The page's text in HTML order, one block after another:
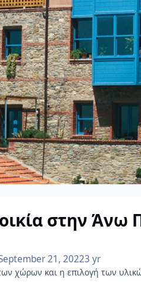
στην Άνω
21, 20223 yr
χώρων και η επιλογή των